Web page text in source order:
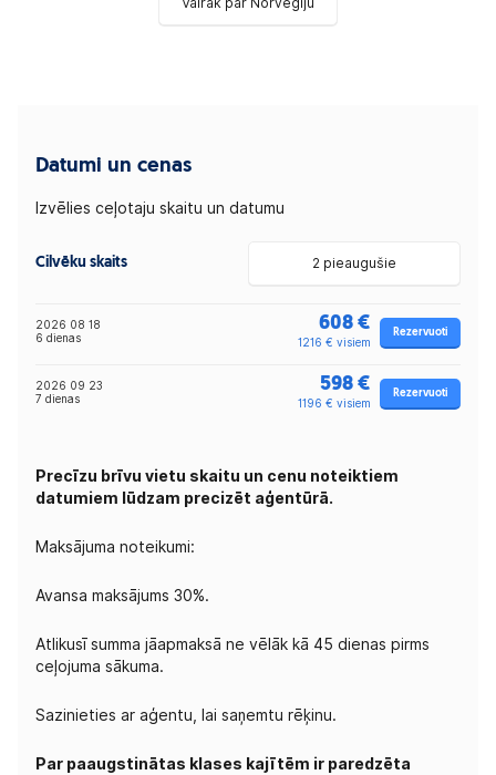
Datumi un cenas
Izvēlies ceļotaju skaitu un datumu
Cilvēku skaits 2 pieaugušie
2026 08 18
6 dienas
608 €
1216 € visiem
Rezervuoti
2026 09 23
7 dienas
598 €
1196 € visiem
Rezervuoti
Precīzu brīvu vietu skaitu un cenu noteiktiem
datumiem lūdzam precizēt aģentūrā.
Maksājuma noteikumi:
Avansa maksājums 30%.
Atlikusī summa jāapmaksā ne vēlāk kā 45 dienas pirms
ceļojuma sākuma.
Sazinieties ar aģentu, lai saņemtu rēķinu.
Par paaugstinātas klases kajītēm ir paredzēta